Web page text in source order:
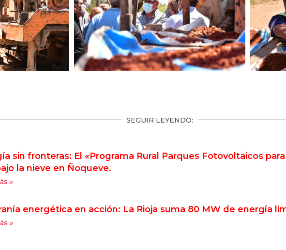
SEGUIR LEYENDO:
sin fronteras: El «Programa Rural Parques Fotovoltaicos
la nieve en Ñoqueve.
»
energética en acción: La Rioja suma 80 MW de energía
»